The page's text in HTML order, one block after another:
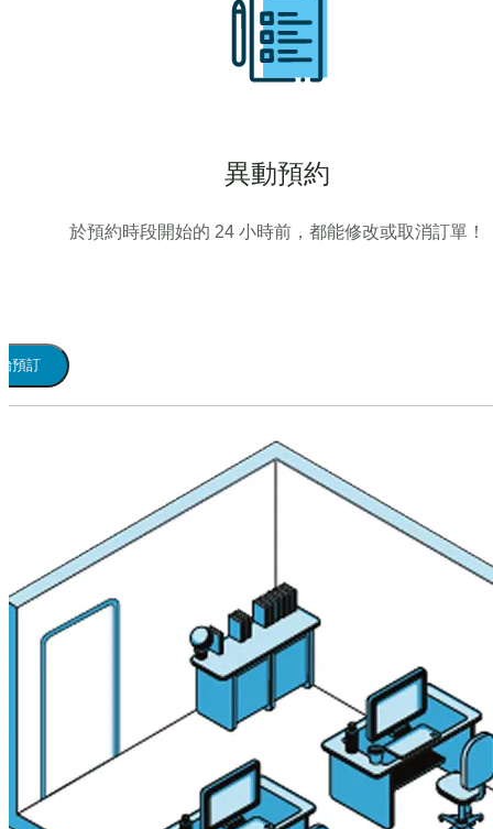
異動預約
於預約時段開始的 24 小時前，都能修改或取消訂單！
預訂